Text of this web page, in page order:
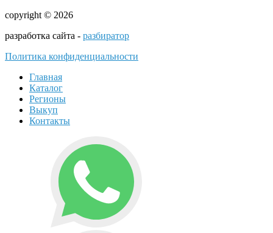
copyright © 2026
разработка сайта - разбиратор
Политика конфиденциальности
Главная
Каталог
Регионы
Выкуп
Контакты